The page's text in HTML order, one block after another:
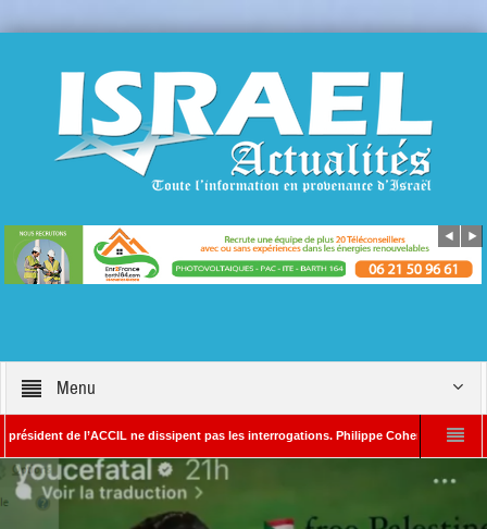
Menu
de l’ACCIL ne dissipent pas les interrogations. Philippe Cohen annonce se
SAYADA – Rédacteur en chef d’Israël Actualités L’Iran menace de